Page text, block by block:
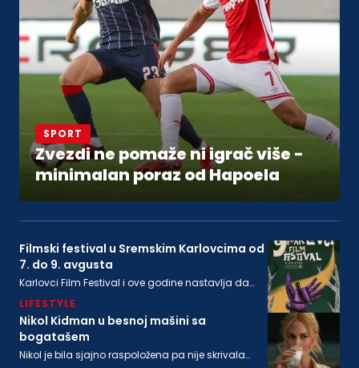
SPORT
Zvezdi ne pomaže ni igrač više -
minimalan poraz od Hapoela
Filmski festival u Sremskim Karlovcima od
7. do 9. avgusta
Karlovci Film Festival i ove godine nastavlja da
savremenog autorskog izraza
LIFESTYLE
Nikol Kidman u besnoj mašini sa
bogatašem
Nikol je bila sjajno raspoložena pa nije skrivala